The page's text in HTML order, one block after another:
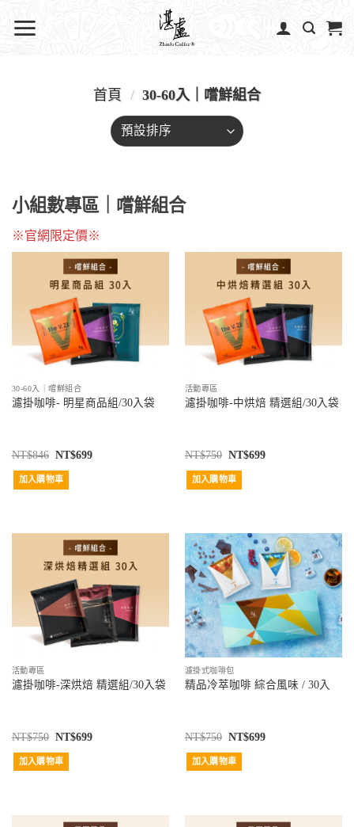
首頁 / 30-60入｜嚐鮮組合
小組數專區｜嚐鮮組合
※官網限定價※
30-60入｜嚐鮮組合
濾掛咖啡- 明星商品組/30入袋
NT$846 NT$699
加入購物車
活動專區
濾掛咖啡-中烘焙 精選組/30入袋
NT$750 NT$699
加入購物車
活動專區
濾掛咖啡-深烘焙 精選組/30入袋
NT$750 NT$699
加入購物車
濾掛式咖啡包
精品冷萃咖啡 綜合風味 / 30入
NT$750 NT$699
加入購物車